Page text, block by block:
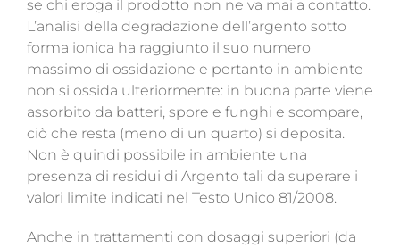
se chi eroga il prodotto non ne va mai a contatto.
L’analisi della degradazione dell’argento sotto
forma ionica ha raggiunto il suo numero
massimo di ossidazione e pertanto in ambiente
non si ossida ulteriormente: in buona parte viene
assorbito da batteri, spore e funghi e scompare,
ciò che resta (meno di un quarto) si deposita.
Non è quindi possibile in ambiente una
presenza di residui di Argento tali da superare i
valori limite indicati nel Testo Unico 81/2008.
Anche in trattamenti con dosaggi superiori (da